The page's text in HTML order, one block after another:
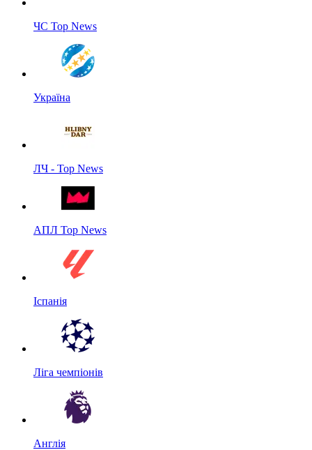
ЧС Top News
Україна
ЛЧ - Top News
АПЛ Top News
Іспанія
Ліга чемпіонів
Англія